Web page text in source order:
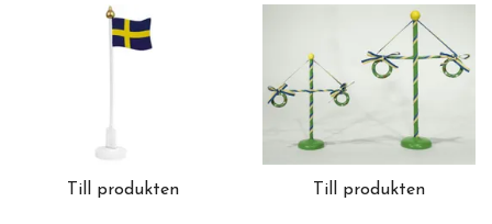
Till produkten Till produkten